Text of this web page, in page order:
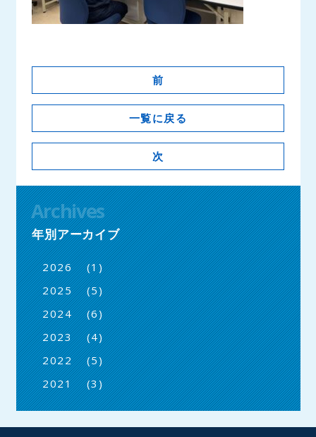
前
一覧に戻る
次
Archives
年別アーカイブ
2026
(1)
2025
(5)
2024
(6)
2023
(4)
2022
(5)
2021
(3)